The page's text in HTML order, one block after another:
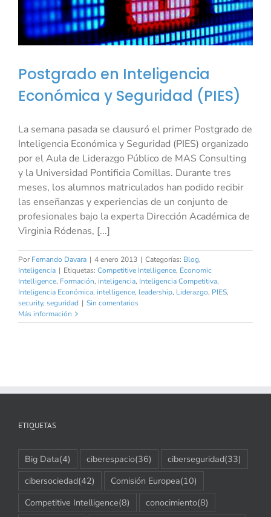
Postgrado en Inteligencia
Económica y Seguridad (PIES)
La semana pasada se clausuró el primer Postgrado de
Inteligencia Económica y Seguridad (PIES) organizado
por el Aula de Liderazgo Público de MAS Consulting
y la Universidad Pontificia Comillas. Durante tres
meses, los alumnos matriculados han podido recibir
las enseñanzas y experiencias de un conjunto de
profesionales bajo la experta Dirección Académica de
Virginia Ródenas, [...]
Por Fernando Davara | 4 enero 2013 | Categorías: Blog,
Inteligencia | Etiquetas: Competitive Intelligence, Economic
Intelligence, Formación, inteligencia, Inteligencia Competitiva,
Inteligencia Económica, intelligence, leadership, Liderazgo, PIES,
security, seguridad | Sin comentarios
Más información
ETIQUETAS
Big Data(4) ciberespacio(36) ciberseguridad(33)
cibersociedad(42) Comisión Europea(10)
Competitive Intelligence(8) conocimiento(8)